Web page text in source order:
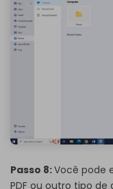
Passo 8:Você pode
PDF ou outro tipo